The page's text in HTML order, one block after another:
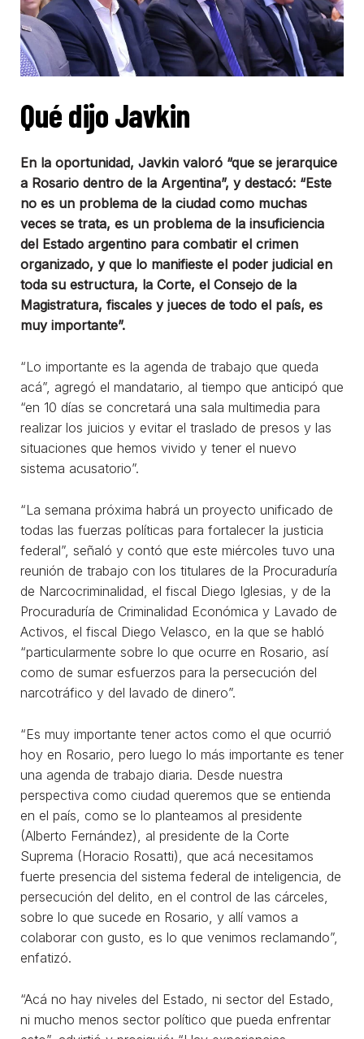
Qué dijo Javkin
En la oportunidad, Javkin valoró “que se jerarquice
a Rosario dentro de la Argentina”, y destacó: “Este
no es un problema de la ciudad como muchas
veces se trata, es un problema de la insuficiencia
del Estado argentino para combatir el crimen
organizado, y que lo manifieste el poder judicial en
toda su estructura, la Corte, el Consejo de la
Magistratura, fiscales y jueces de todo el país, es
muy importante”.
“Lo importante es la agenda de trabajo que queda
acá”, agregó el mandatario, al tiempo que anticipó que
“en 10 días se concretará una sala multimedia para
realizar los juicios y evitar el traslado de presos y las
situaciones que hemos vivido y tener el nuevo
sistema acusatorio”.
“La semana próxima habrá un proyecto unificado de
todas las fuerzas políticas para fortalecer la justicia
federal”, señaló y contó que este miércoles tuvo una
reunión de trabajo con los titulares de la Procuraduría
de Narcocriminalidad, el fiscal Diego Iglesias, y de la
Procuraduría de Criminalidad Económica y Lavado de
Activos, el fiscal Diego Velasco, en la que se habló
“particularmente sobre lo que ocurre en Rosario, así
como de sumar esfuerzos para la persecución del
narcotráfico y del lavado de dinero”.
“Es muy importante tener actos como el que ocurrió
hoy en Rosario, pero luego lo más importante es tener
una agenda de trabajo diaria. Desde nuestra
perspectiva como ciudad queremos que se entienda
en el país, como se lo planteamos al presidente
(Alberto Fernández), al presidente de la Corte
Suprema (Horacio Rosatti), que acá necesitamos
fuerte presencia del sistema federal de inteligencia, de
persecución del delito, en el control de las cárceles,
sobre lo que sucede en Rosario, y allí vamos a
colaborar con gusto, es lo que venimos reclamando”,
enfatizó.
“Acá no hay niveles del Estado, ni sector del Estado,
ni mucho menos sector político que pueda enfrentar